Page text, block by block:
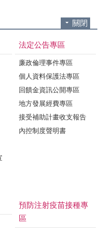
關閉
法定公告專區
廉政倫理事件專區
個人資料保護法專區
回饋金資訊公開專區
地方發展經費專區
接受補助計畫收支報告
內控制度聲明書
預防注射疫苗接種專
區